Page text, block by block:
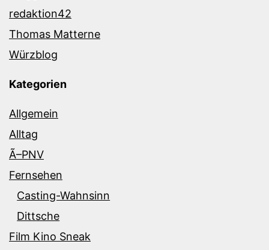
redaktion42
Thomas Matterne
Würzblog
Kategorien
Allgemein
Alltag
Ã–PNV
Fernsehen
Casting-Wahnsinn
Dittsche
Film Kino Sneak